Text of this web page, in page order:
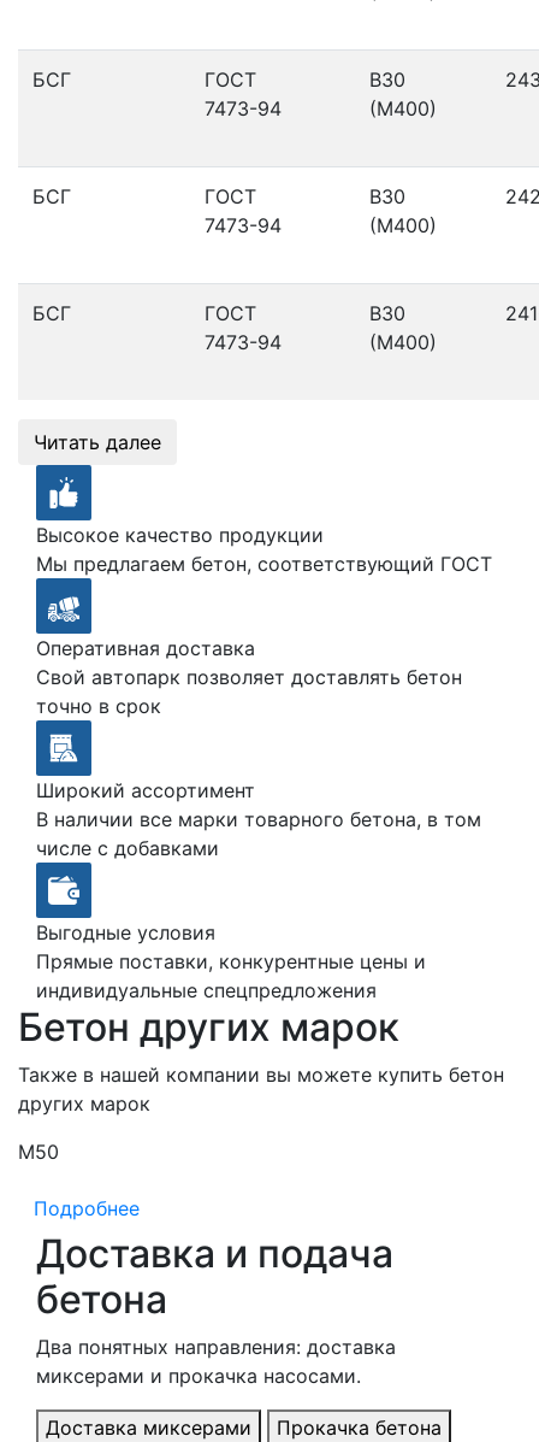
БСГ
ГОСТ
7473-94
В30
(М400)
БСГ
ГОСТ
7473-94
В30
(М400)
БСГ
ГОСТ
7473-94
В30
(М400)
Читать далее
Высокое качество продукции
Мы предлагаем бетон, соответствующий ГОСТ
Оперативная доставка
Свой автопарк позволяет доставлять бетон
точно в срок
Широкий ассортимент
В наличии все марки товарного бетона, в том
числе с добавками
Выгодные условия
Прямые поставки, конкурентные цены и
индивидуальные спецпредложения
Бетон других марок
Также в нашей компании вы можете купить бетон
других марок
М50
Подробнее
Доставка и подача
бетона
Два понятных направления: доставка
миксерами и прокачка насосами.
Доставка миксерами Прокачка бетона